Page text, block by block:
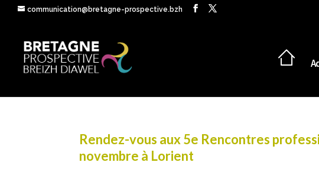
communication@bretagne-prospective.bzh
Rendez-vous aux 5e Rencontres
novembre à Lorient